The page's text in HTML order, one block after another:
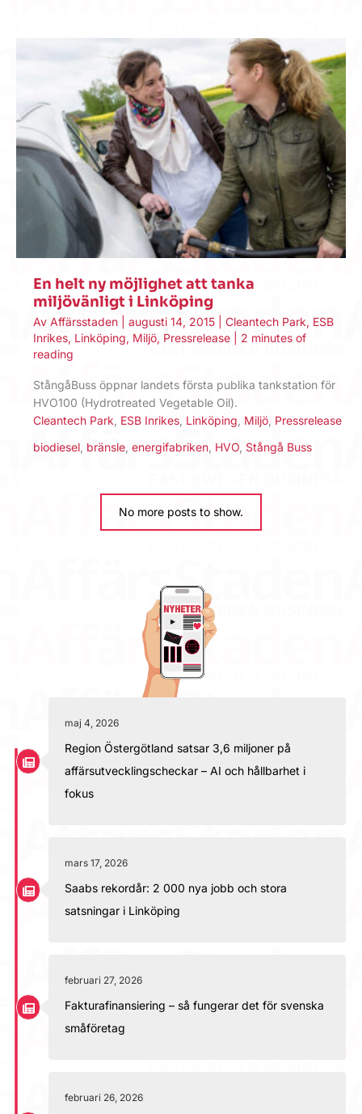
En helt ny möjlighet att tanka
miljövänligt i Linköping
Av Affärsstaden augusti 14, 2015 Cleantech Park, ESB
Inrikes, Linköping, Miljö, Pressrelease
2 minutes of
reading
StångåBuss öppnar landets första publika tankstation för
HVO100 (Hydrotreated Vegetable Oil).
Cleantech Park ESB Inrikes Linköping Miljö Pressrelease
biodiesel bränsle energifabriken HVO Stångå Buss
No more posts to show.
maj 4, 2026
Region Östergötland satsar 3,6 miljoner på
affärsutvecklingscheckar – AI och hållbarhet i
fokus
mars 17, 2026
Saabs rekordår: 2 000 nya jobb och stora
satsningar i Linköping
februari 27, 2026
Fakturafinansiering – så fungerar det för svenska
småföretag
februari 26, 2026